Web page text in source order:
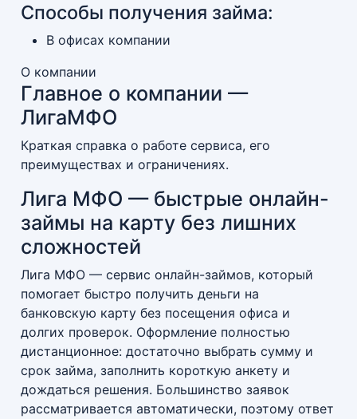
Способы получения займа:
В офисах компании
О компании
Главное о компании —
ЛигаМФО
Краткая справка о работе сервиса, его
преимуществах и ограничениях.
Лига МФО — быстрые онлайн-
займы на карту без лишних
сложностей
Лига МФО — сервис онлайн-займов, который
помогает быстро получить деньги на
банковскую карту без посещения офиса и
долгих проверок. Оформление полностью
дистанционное: достаточно выбрать сумму и
срок займа, заполнить короткую анкету и
дождаться решения. Большинство заявок
рассматривается автоматически, поэтому ответ